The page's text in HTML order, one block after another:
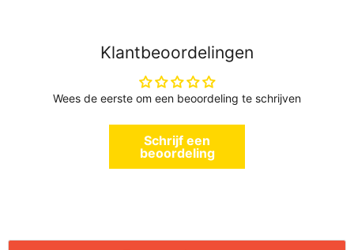
Klantbeoordelingen
Wees de eerste om een beoordeling te schrijven
Schrijf een
beoordeling